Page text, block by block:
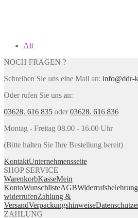
All
NOCH FRAGEN ?
Schreiben Sie uns eine Mail an: info@ddr-
Oder rufen Sie uns an:
03628. 616 835 oder03628. 616 836
Montag - Freitag 08.00 - 16.00 Uhr
(Bitte halten Sie Ihre Bestellung bereit)
KontaktUnternehmensseite
SHOP SERVICE
WarenkorbKasseMein
KontoWunschlisteAGBWiderrufsbelehrung
widerrufenZahlung &
VersandVerpackungshinweise
ZAHLUNG